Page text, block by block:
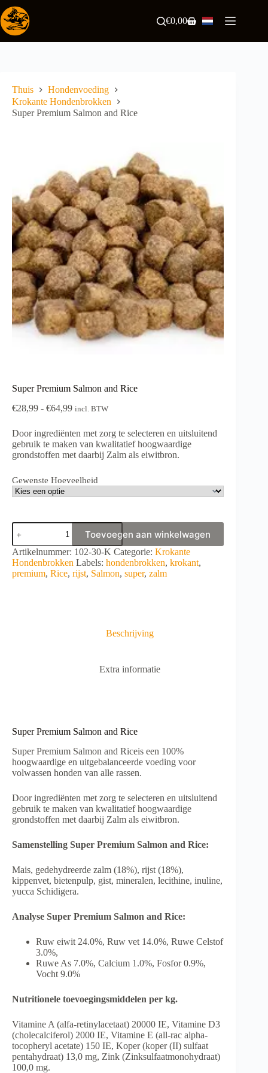
naar
de
inhoud
Winkelwagen
€0,00
Thuis
Hondenvoeding
Krokante Hondenbrokken
Super Premium Salmon and Rice
Super Premium Salmon and Rice
€28,99 - €64,99Prijsklasse:
€64,99
incl. BTW
Door ingrediënten met zorg te selecteren en uitsluitend
gebruik te maken van kwalitatief hoogwaardige
grondstoffen met daarbij Zalm als eiwitbron.
Gewenste Hoeveelheid
Super
Premium
Salmon
and
Rice
aantal
Toevoegen aan winkelwagen
A
l
t
Artikelnummer: 102-30-K Categorie: Krokante
Hondenbrokken Labels: hondenbrokken, krokant,
premium, Rice, rijst, Salmon, super, zalm
Beschrijving
Extra informatie
Super Premium Salmon and Rice
Super Premium Salmon and Riceis een 100%
hoogwaardige en uitgebalanceerde voeding voor
volwassen honden van alle rassen.
Door ingrediënten met zorg te selecteren en uitsluitend
gebruik te maken van kwalitatief hoogwaardige
grondstoffen met daarbij Zalm als eiwitbron.
Samenstelling Super Premium Salmon and Rice:
Mais, gedehydreerde zalm (18%), rijst (18%),
kippenvet, bietenpulp, gist, mineralen, lecithine, inuline,
yucca Schidigera.
Analyse Super Premium Salmon and Rice:
Ruw eiwit 24.0%, Ruw vet 14.0%, Ruwe Celstof
3.0%,
Ruwe As 7.0%, Calcium 1.0%, Fosfor 0.9%,
Vocht 9.0%
Nutritionele toevoegingsmiddelen per kg.
Vitamine A (alfa-retinylacetaat) 20000 IE, Vitamine D3
(cholecalciferol) 2000 IE, Vitamine E (all-rac alpha-
tocopheryl acetate) 150 IE, Koper (koper (II) sulfaat
pentahydraat) 13,0 mg, Zink (Zinksulfaatmonohydraat)
100,0 mg.